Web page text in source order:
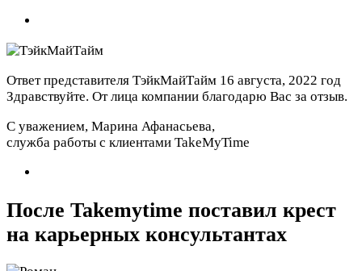
Ответ представителя ТэйкМайТайм 16 августа, 2022 год
Здравствуйте. От лица компании благодарю Вас за отзыв.
С уважением, Марина Афанасьева,
служба работы с клиентами TakeMyTime
После Takemytime поставил крест
на карьерных консультантах